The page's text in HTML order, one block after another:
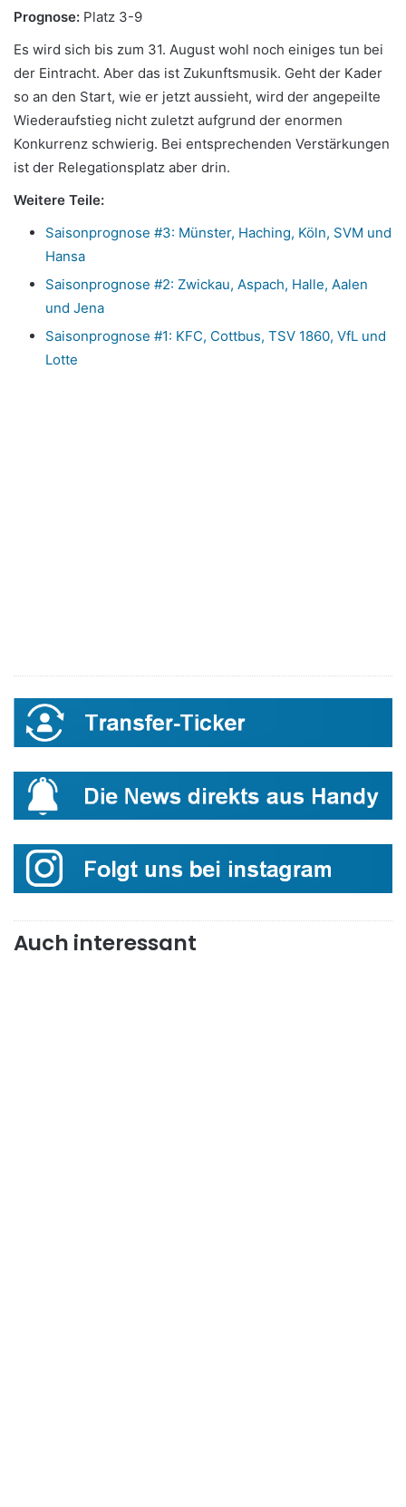
Prognose: Platz 3-9
Es wird sich bis zum 31. August wohl noch einiges tun bei
der Eintracht. Aber das ist Zukunftsmusik. Geht der Kader
so an den Start, wie er jetzt aussieht, wird der angepeilte
Wiederaufstieg nicht zuletzt aufgrund der enormen
Konkurrenz schwierig. Bei entsprechenden Verstärkungen
ist der Relegationsplatz aber drin.
Weitere Teile:
Saisonprognose #3: Münster, Haching, Köln, SVM und
Hansa
Saisonprognose #2: Zwickau, Aspach, Halle, Aalen
und Jena
Saisonprognose #1: KFC, Cottbus, TSV 1860, VfL und
Lotte
Auch interessant